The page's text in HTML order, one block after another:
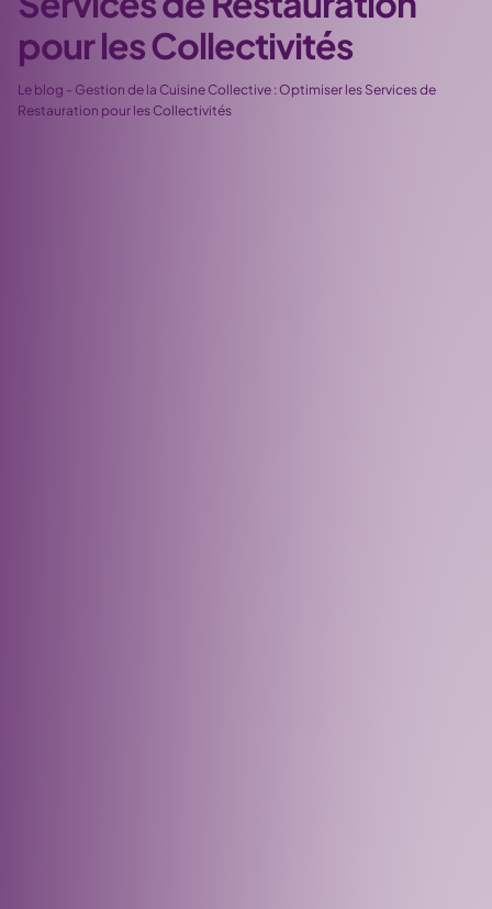
pour les Collectivités
Le blog - Gestion de la Cuisine Collective : Optimiser les Services de
Restauration pour les Collectivités